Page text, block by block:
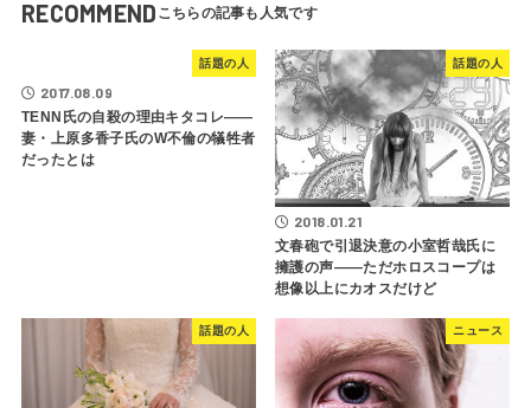
RECOMMEND
話題の人
2017.08.09
TENN氏の自殺の理由キタコレ――
妻・上原多香子氏のW不倫の犠牲者
だったとは
話題の人
2018.01.21
文春砲で引退決意の小室哲哉氏に
擁護の声――ただホロスコープは
想像以上にカオスだけど
話題の人 ニュース